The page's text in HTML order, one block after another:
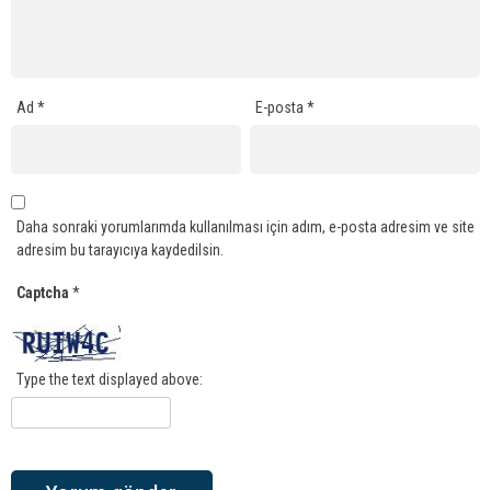
Ad * E-posta*
Daha sonraki yorumlarımda kullanılması için adım, e-posta adresim ve site
adresim bu tarayıcıya kaydedilsin.
Captcha *
Type the text displayed above: